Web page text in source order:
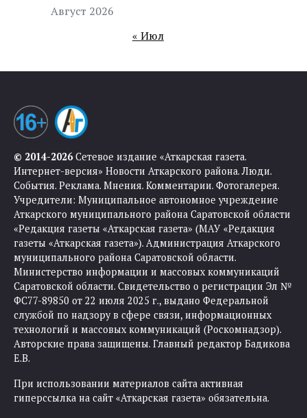
Август 2026
« Июл
© 2014-2026Сетевое издание «Аткарская газета.
Интернет-версия» Новости Аткарского района. Люди.
События. Реклама. Мнения. Комментарии. Фотогалерея.
Учредители: Муниципальное автономное учреждение
Аткарского муниципального района Саратовской области
«Редакция газеты «Аткарская газета» (МАУ «Редакция
газеты «Аткарская газета»). Администрация Аткарского
муниципального района Саратовской области.
Министерство информации и массовых коммуникаций
Саратовской области. Свидетельство о регистрации Эл №
ФС77-89850 от 22 июля 2025 г., выдано Федеральной
службой по надзору в сфере связи, информационных
технологий и массовых коммуникаций (Роскомнадзор).
Авторские права защищены. Главный редактор Бадикова
Е.В.
При использовании материалов сайта активная
гиперссылка на сайт «Аткарская газета» обязательна.